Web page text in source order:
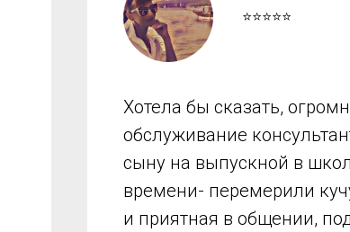
⭐⭐⭐⭐⭐
Хотела бы сказать,
обслуживание
сыну на выпускной в
времени- перемерили
и приятная в общении,